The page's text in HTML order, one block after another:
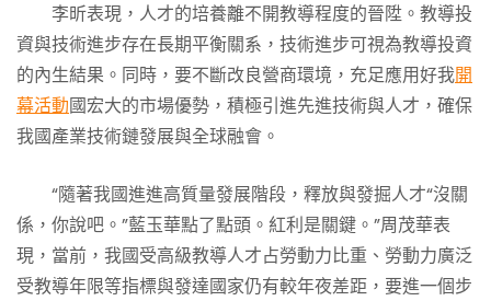
李昕表現，人才的培養離不開教導程度的晉陞。教導投
資與技術進步存在長期平衡關系，技術進步可視為教導投資
的內生結果。同時，要不斷改良營商環境，充足應用好我開
幕活動國宏大的市場優勢，積極引進先進技術與人才，確保
我國產業技術鏈發展與全球融會。
“隨著我國進進高質量發展階段，釋放與發掘人才“沒關
係，你說吧。”藍玉華點了點頭。紅利是關鍵。”周茂華表
現，當前，我國受高級教導人才占勞動力比重、勞動力廣泛
受教導年限等指標與發達國家仍有較年夜差距，要進一個步